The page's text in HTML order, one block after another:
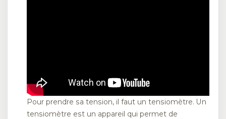
Pour prendre sa tension, il faut un tensiomètre. Un
tensiomètre est un appareil qui permet de